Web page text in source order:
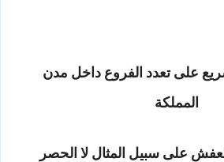
على تعدد الفروع داخل مدن
المملكة
على سبيل المثال لا الحصر